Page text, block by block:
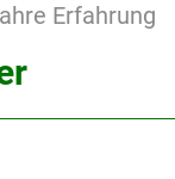
Erfahrung